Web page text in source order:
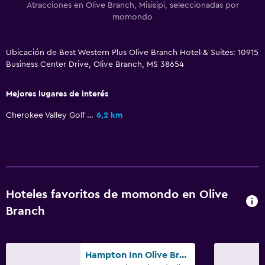
Secador de pelo
Terraza/patio
Actividades
Tienda de regalos
Piscina
Piscina al aire libre
Atracciones en Olive Branch, Misisipi, seleccionadas por
momondo
Ubicación de Best Western Plus Olive Branch Hotel & Suites: 10915
Business Center Drive, Olive Branch, MS 38654
Mejores lugares de interés
Cherokee Valley Golf Club 6,2 km
Hoteles favoritos de momondo en Olive
Branch
Hampton Inn Olive Branch